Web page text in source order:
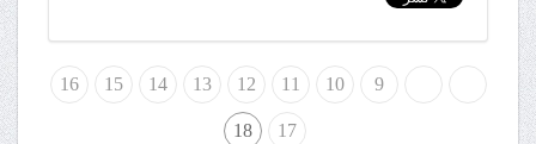
9
10
11
12
13
14
15
16
17
18